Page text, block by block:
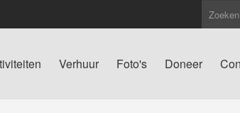
Verhuur Foto's Doneer